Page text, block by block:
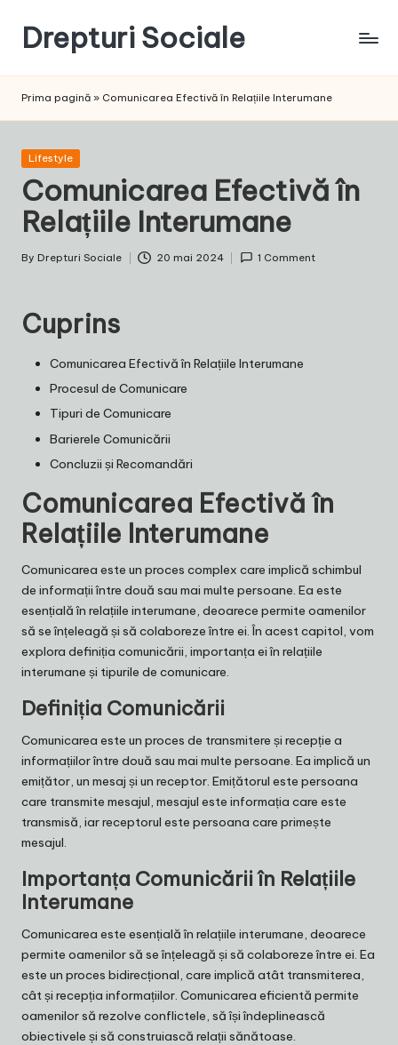
content
Drepturi Sociale
Sociale:
Ta,
Schimbarea
Noastră!
Prima pagină » Comunicarea Efectivă în Relațiile Interumane
Posted
Lifestyle
Comunicarea Efectivă în
Relațiile Interumane
Posted
By Drepturi Sociale 20 mai 2024 1 Comment
Cuprins
Comunicarea Efectivă în Relațiile Interumane
Procesul de Comunicare
Tipuri de Comunicare
Barierele Comunicării
Concluzii și Recomandări
Comunicarea Efectivă în
Relațiile Interumane
Comunicarea este un proces complex care implică schimbul
de informații între două sau mai multe persoane. Ea este
esențială în relațiile interumane, deoarece permite oamenilor
să se înțeleagă și să colaboreze între ei. În acest capitol, vom
explora definiția comunicării, importanța ei în relațiile
interumane și tipurile de comunicare.
Definiția Comunicării
Comunicarea este un proces de transmitere și recepție a
informațiilor între două sau mai multe persoane. Ea implică un
emițător, un mesaj și un receptor. Emițătorul este persoana
care transmite mesajul, mesajul este informația care este
transmisă, iar receptorul este persoana care primește
mesajul.
Importanța Comunicării în Relațiile
Interumane
Comunicarea este esențială în relațiile interumane, deoarece
permite oamenilor să se înțeleagă și să colaboreze între ei. Ea
este un proces bidirecțional, care implică atât transmiterea,
cât și recepția informațiilor. Comunicarea eficientă permite
oamenilor să rezolve conflictele, să își îndeplinească
obiectivele și să construiască relații sănătoase.